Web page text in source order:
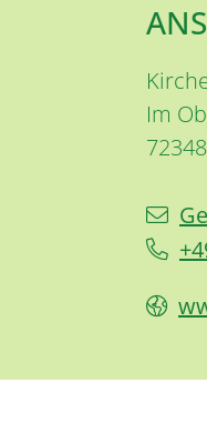
Im
72348